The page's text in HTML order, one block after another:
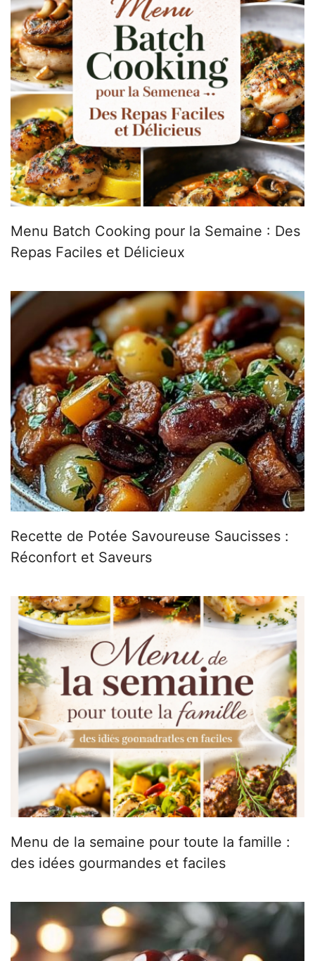
Menu Batch Cooking pour la Semaine : Des
Repas Faciles et Délicieux
Recette de Potée Savoureuse Saucisses :
Réconfort et Saveurs
Menu de la semaine pour toute la famille :
des idées gourmandes et faciles